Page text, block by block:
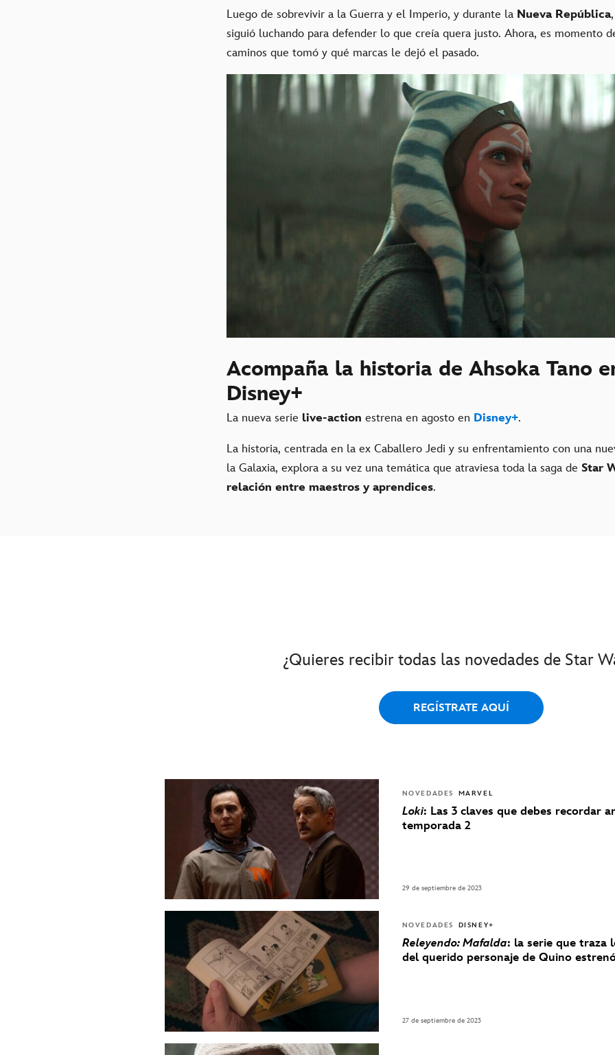
Luego de sobrevivir a la Guerra y el Imperio, y durante la Nueva República
siguió luchando para defender lo que creía quera justo. Ahora, es momento
caminos que tomó y qué marcas le dejó el pasado.
Acompaña la historia de Ahsoka Tano
Disney+
La nueva serie live-action estrena en agosto en Disney+.
La historia, centrada en la ex Caballero Jedi y su enfrentamiento con una
la Galaxia, explora a su vez una temática que atraviesa toda la saga de Star
relación entre maestros y aprendices.
¿Quieres recibir todas las novedades de Star
REGÍSTRATE AQUÍ
NOVEDADES MARVEL
Loki: Las 3 claves que debes recordar
temporada 2
29 de septiembre de 2023
NOVEDADES DISNEY+
Releyendo: Mafalda: la serie que traza
del querido personaje de Quino
27 de septiembre de 2023